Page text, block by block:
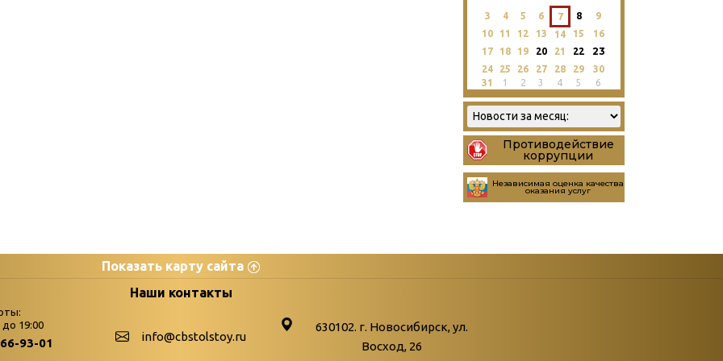
3 4 5 6 7 8
9
10
11 12 13 14 15
16
17
18 19 20 21 22 23
24 25 26 27 28 29
30
31
1 2 3 4 5 6
Противодействие
коррупции
Независимая оценка качества
оказания услуг
Показать карту сайта
palitra
Бюллетень новых поступлений
Война. Народ. Победа.
Наши контакты
до 19:00
93-01 info@cbstolstoy.ru
630102. г. Новосибирск, ул.
Восход, 26